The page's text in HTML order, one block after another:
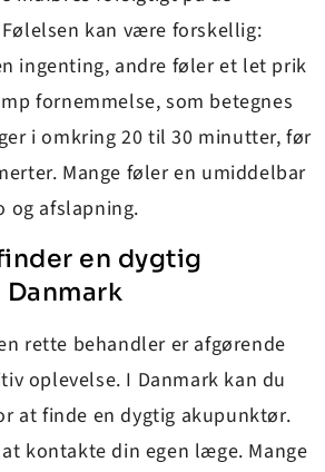
kan være forskellig:
ingenting, andre føler et let prik
fornemmelse, som betegnes
i omkring 20 til 30 minutter, før
Mange føler en umiddelbar
og afslapning.
en dygtig
rette behandler er afgørende
oplevelse. I Danmark kan du
at finde en dygtig akupunktør.
kontakte din egen læge. Mange